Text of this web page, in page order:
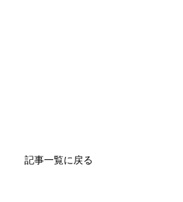
記事一覧に戻る